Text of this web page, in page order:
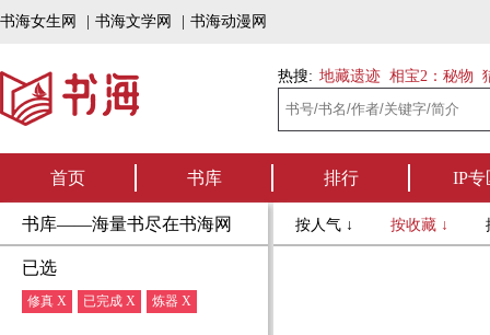
书海女生网 书海文学网 书海动漫网
热搜: 地藏遗迹 相宝2：秘物
首页 书库 排行 IP专
书库——海量书尽在书海网
已选
修真 X 已完成 X 炼器 X
按人气 ↓ 按收藏 ↓